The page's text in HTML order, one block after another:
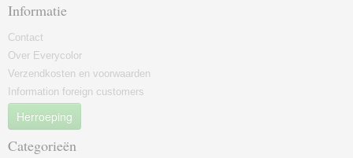
Informatie
Contact
Over Everycolor
Verzendkosten en voorwaarden
Information foreign customers
Herroeping
Categorieën